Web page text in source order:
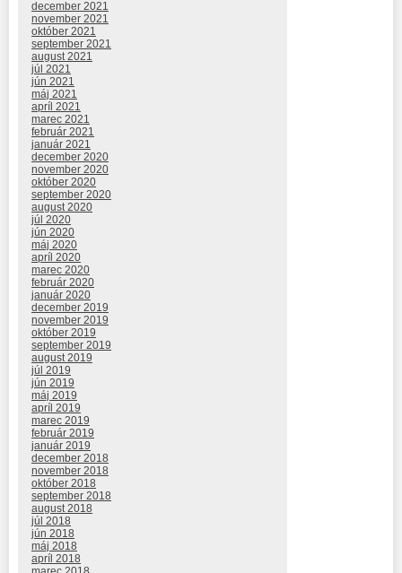
december 2021
november 2021
október 2021
september 2021
august 2021
júl 2021
jún 2021
máj 2021
apríl 2021
marec 2021
február 2021
január 2021
december 2020
november 2020
október 2020
september 2020
august 2020
júl 2020
jún 2020
máj 2020
apríl 2020
marec 2020
február 2020
január 2020
december 2019
november 2019
október 2019
september 2019
august 2019
júl 2019
jún 2019
máj 2019
apríl 2019
marec 2019
február 2019
január 2019
december 2018
november 2018
október 2018
september 2018
august 2018
júl 2018
jún 2018
máj 2018
apríl 2018